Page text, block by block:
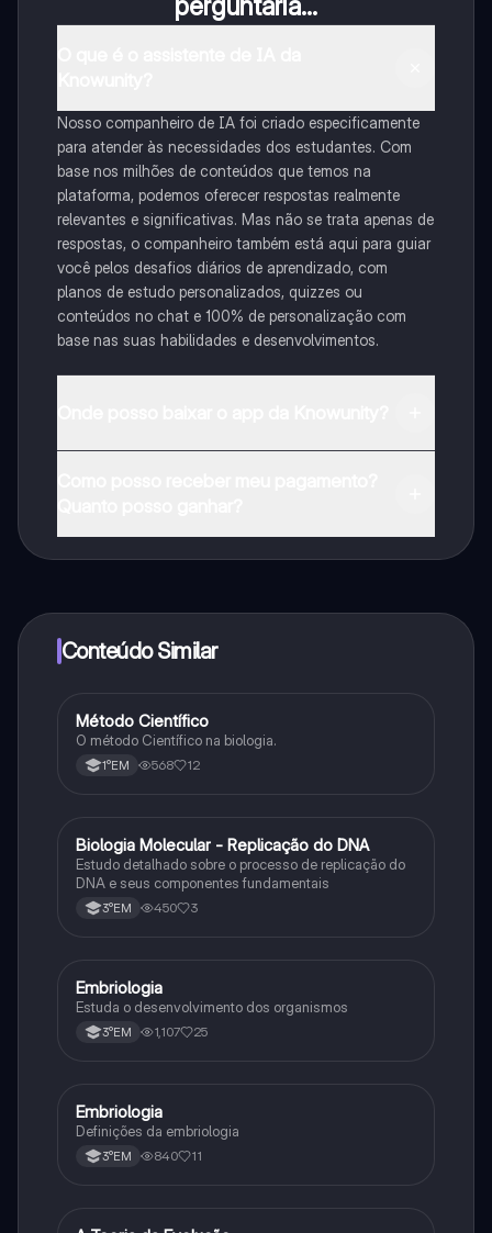
Nosso companheiro de IA foi criado especificamente
para atender às necessidades dos estudantes. Com
base nos milhões de conteúdos que temos na
plataforma, podemos oferecer respostas realmente
relevantes e significativas. Mas não se trata apenas de
respostas, o companheiro também está aqui para guiar
você pelos desafios diários de aprendizado, com
planos de estudo personalizados, quizzes ou
conteúdos no chat e 100% de personalização com
base nas suas habilidades e desenvolvimentos.
Conteúdo Similar
Biologia
Método Científico
O método Científico na biologia.
1°EM 568 12
Ciência
Biologia Molecular - Replicação do DNA
Estudo detalhado sobre o processo de replicação do
DNA e seus componentes fundamentais
3°EM 450 3
Biologia
Embriologia
Estuda o desenvolvimento dos organismos
3°EM 1,107 25
Biologia
Embriologia
Definições da embriologia
3°EM 840 11